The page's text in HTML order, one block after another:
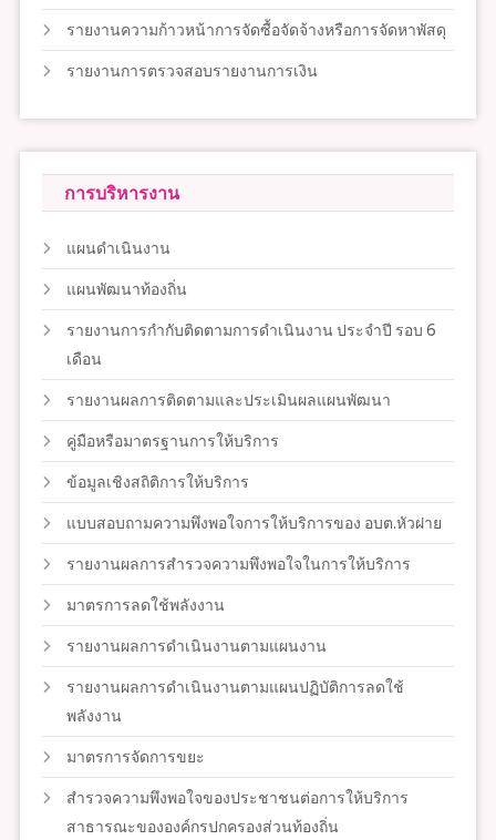
รายงานความก้าวหน้าการจัดซื้อจัดจ้างหรือการจัดหาพัสดุ
รายงานการตรวจสอบรายงานการเงิน
การบริหารงาน
แผนดำเนินงาน
แผนพัฒนาท้องถิ่น
รายงานการกำกับติดตามการดำเนินงาน ประจำปี รอบ 6
เดือน
รายงานผลการติดตามและประเมินผลแผนพัฒนา
คู่มือหรือมาตรฐานการให้บริการ
ข้อมูลเชิงสถิติการให้บริการ
แบบสอบถามความพึงพอใจการให้บริการของ อบต.หัวฝาย
รายงานผลการสำรวจความพึงพอใจในการให้บริการ
มาตรการลดใช้พลังงาน
รายงานผลการดำเนินงานตามแผนงาน
รายงานผลการดำเนินงานตามแผนปฏิบัติการลดใช้
พลังงาน
มาตรการจัดการขยะ
สำรวจความพึงพอใจของประชาชนต่อการให้บริการ
สาธารณะขององค์กรปกครองส่วนท้องถิ่น